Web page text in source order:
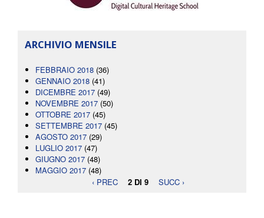
ARCHIVIO MENSILE
FEBBRAIO 2018 (36)
GENNAIO 2018 (41)
DICEMBRE 2017 (49)
NOVEMBRE 2017 (50)
OTTOBRE 2017 (45)
SETTEMBRE 2017 (45)
AGOSTO 2017 (29)
LUGLIO 2017 (47)
GIUGNO 2017 (48)
MAGGIO 2017 (48)
‹ PREC
2 DI 9 SUCC ›